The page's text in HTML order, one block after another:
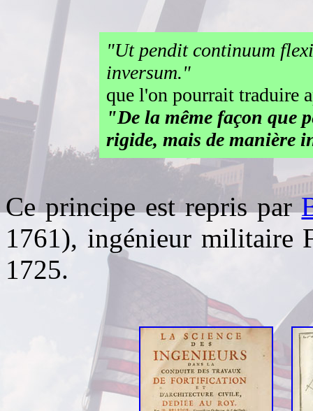
"Ut pendit continuum
inversum."
que l'on pourrait traduire
"De la même façon que
rigide, mais de manière
Ce principe est repris par
1761), ingénieur militaire
1725.